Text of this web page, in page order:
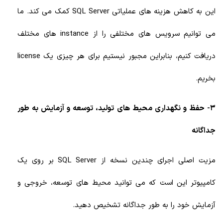
این به کاهش هزینه های عملیاتی SQL Server کمک می کند. ما
می توانیم سرویس های مختلفی را از instance های مختلف
دریافت کنیم، بنابراین مجبور نیستیم برای هر چیزی یک license
بخریم.
3- حفظ و نگهداری محیط های تولید، توسعه و آزمایش به طور
جداگانه
مزیت اصلی اجرای چندین نسخه از SQL Server بر روی یک
کامپیوتر این است که می توانید محیط های توسعه، خروجی و
آزمایش خود را به طور جداگانه تشخیص دهید.